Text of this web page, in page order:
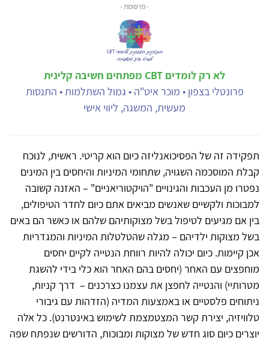
- פרסומת -
לא רק לומדים CBT מפתחים חשיבה קלינית
פרונטלי בצפון • מוכר איט"ה • גמול השתלמות • התנסות
מעשית, המשגה, ליווי אישי
תפקידה זה של הפסיכואנליזה כיום הוא קריטי. ראשית, לנוכח
קבלת המוסכמה השגויה, שתחומי המיניות והיחסים בין המינים
נפטרו מן העכבות והגינויים "הויקטוריאניים" – האזנה קשובה
למבוכות ולקשיים שאנשים מביאים אתם כיום לחדר הטיפולים,
בין אם מגיעים לטיפול בשל מצוקותיהם שלהם או כאשר הם באים
בשל מצוקות ילדיהם – מגלה שהטלטלות המיניות והמגדריות
אכן קיימות. כיום יכולה להיות רווחת הנטייה לקיים יחסים
מוחפצים עם האחר (יחסים בהם האחר הוא כלי בידי להשגת
מטרותיי) והנטייה לחפצן את עצמנו כצרכנים – דרך קניות,
ניתוחים פלסטיים או באמצעות המדיה (הזדהות עם גיבורי
טלוויזיה, יצירת קשר המצטמצמת לשימוש באינטרנט). כל אלה
יוצרים כיום סוג חדש של מצוקות ומבוכות, הדורשים שנפתח שפה